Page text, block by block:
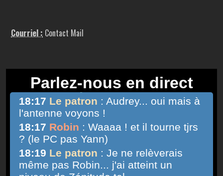
Courriel : Contact Mail